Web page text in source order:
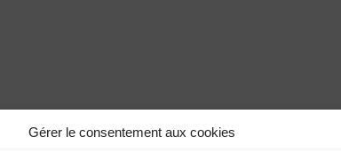
Gérer le consentement aux cookies